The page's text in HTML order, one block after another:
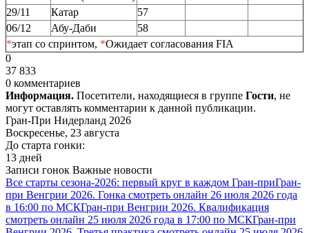
29/11
Катар
57
06/12
Абу-Даби
58
*этап со спринтом, *Ожидает согласования FIA
0
37 833
0 комментариев
Информация. Посетители, находящиеся в группе Гости, не
могут оставлять комментарии к данной публикации.
Гран-При Нидерланд 2026
Воскресенье, 23 августа
До старта гонки:
13 дней
Записи гонок Важные новости
Все старты сезона-2026: первый круг в каждом Гран-приГран-
при Венгрии 2026. Гонка смотреть онлайн 26 июля 2026 года
в 16:00 по МСКГран-при Венгрии 2026. Квалификация
смотреть онлайн 25 июля 2026 года в 17:00 по МСКГран-при